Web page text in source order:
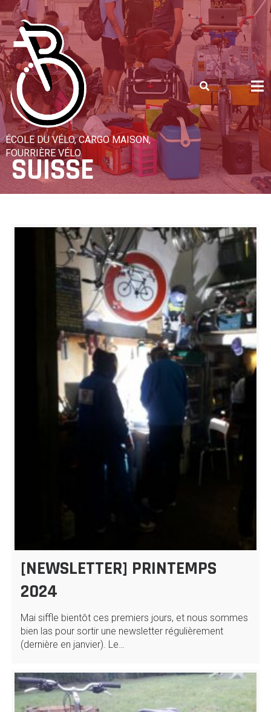
Skip
to
content
ÉCOLE DU VÉLO, CARGO MAISON,
FOURRIÈRE VÉLO
SUISSE
[NEWSLETTER] PRINTEMPS
2024
Mai siffle bientôt ces premiers jours, et nous sommes
bien las pour sortir une newsletter régulièrement
(dernière en janvier). Le…